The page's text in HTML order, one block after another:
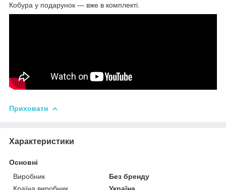
Кобура у подарунок — вже в комплекті.
Приховати
Характеристики
Основні
Виробник
Без бренду
Країна виробник
Україна